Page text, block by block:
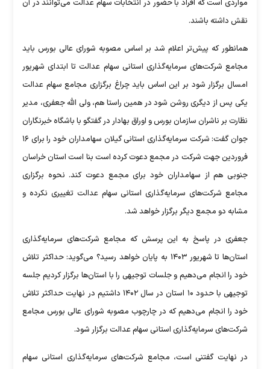
مواردی است که افراد با حضور در انتخابات سهام عدالت می‌توانند در آن
نقش داشته باشند.
همانطور که پیش‌تر اعلام شد بر اساس مصوبه شورای عالی بورس باید
مجامع شرکت‌های سرمایه‌گذاری استانی سهام عدالت تا ابتدای شهریور
امسال برگزار شود بر این اساس باید چراغ برگزاری مجامع سهام عدالت
یکی پس از دیگری روشن شود در همین راستا هم، ولی الله جعفری، مدیر
نظارت بر ناشران سازمان بورس و اوراق بهادار در گفتگو با باشگاه خبرنگاران
جوان گفت: شرکت سرمایه‌گذاری استانی گیلان سهامداران خود را برای ۱۶
فروردین جهت شرکت در مجمع دعوت کرده است بنا است استان خراسان
جنوبی هم از سهامداران خود برای مجمع دعوت کند. نحوه برگزاری
مجامع شرکت‌های سرمایه‌گذاری استانی سهام عدالت تغییری نکرده و
مشابه دو مجمع دیگر برگزار خواهد شد.
جعفری در پاسخ به این پرسش که مجامع شرکت‌های سرمایه‌گذاری
استان‌ها تا شهریور ۱۴۰۳ به پایان خواهد رسید؟ می‌گوید: حداکثر تلاش
خود را انجام می‌دهیم و جلسات توجیهی را با استان‌ها برگزار کردیم جلسه
توجیهی با حدود ۱۰ استان در سال ۱۴۰۲ داشتیم در نهایت حداکثر تلاش
خود را انجام می‌دهیم که در چارچوب مصوبه شورای عالی بورس مجامع
شرکت‌های سرمایه‌گذاری استانی سهام عدالت برگزار شود.
در نهایت گفتنی است، مجامع شرکت‌های سرمایه‌گذاری استانی سهام